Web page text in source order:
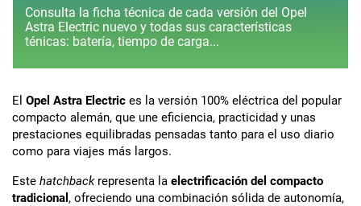
Consulta la ficha técnica de cada versión del Opel
Astra Electric nuevo y todas sus características
ténicas: batería, tiempo de carga...
El Opel Astra Electric es la versión 100% eléctrica del popular
compacto alemán, que une eficiencia, practicidad y unas
prestaciones equilibradas pensadas tanto para el uso diario
como para viajes más largos.
Este hatchbackrepresenta la electrificación del compacto
tradicional , ofreciendo una combinación sólida de autonomía,